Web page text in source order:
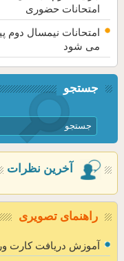
امتحانات حضوری
امتحانات نیمسال دوم
می شود
جستجو
آخرین نظرات
راهنمای تصویری
آموزش دریافت کارت